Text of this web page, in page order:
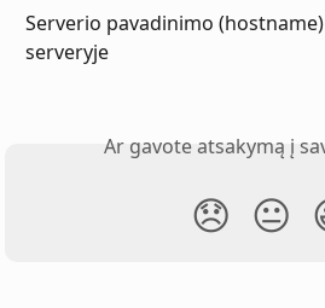
Serverio pavadinimo
serveryje
Ar gavote atsakymą į
😞 😐